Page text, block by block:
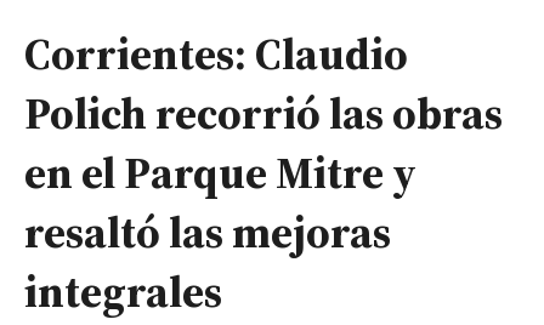
Corrientes: Claudio
Polich recorrió las obras
en el Parque Mitre y
resaltó las mejoras
integrales